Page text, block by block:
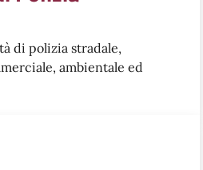
di polizia stradale,
ambientale ed